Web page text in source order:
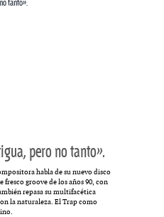
pero no tanto».
habla de su nuevo disco
fresco groove de los años 90, con
repasa su multifacética
la naturaleza. El Trap como